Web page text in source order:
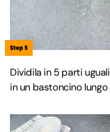
Step 5
Dividila in 5 parti
in un bastoncino lungo